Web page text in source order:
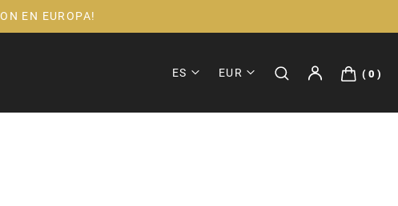
EN EUROPA!
ES EUR 0